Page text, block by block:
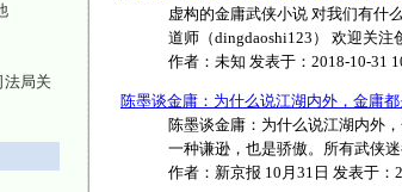
局关
虚构的金庸武侠小说 对我们有什
道师（dingdaoshi123） 欢迎关注
作者： 未知 发表于： 2018-10-31
陈墨谈金庸：为什么说江湖内外，金庸都
陈墨谈金庸：为什么说江湖内外
一种谦逊，也是骄傲。所有武侠
作者： 新京报 10月31日 发表于：